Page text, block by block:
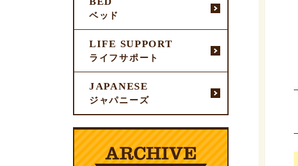
ベッド
LIFE SUPPORT
ライフサポート
JAPANESE
ジャパニーズ